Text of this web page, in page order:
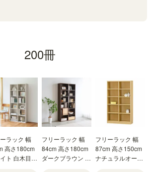
200冊
ラック 幅
高さ180cm
ト 白木目
フリーラック 幅
84cm 高さ180cm
ダークブラウン 本
フリーラック 幅
87cm 高さ150cm
ナチュラルオーク